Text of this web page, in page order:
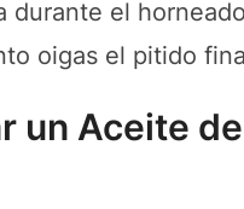
durante el
oigas el pitido
un Aceite